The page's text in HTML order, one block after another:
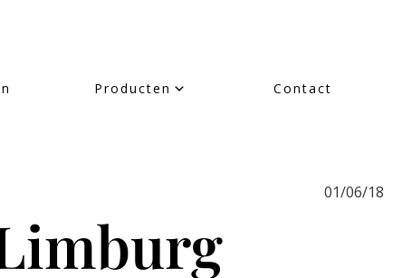
Producten Contact
01/06/18